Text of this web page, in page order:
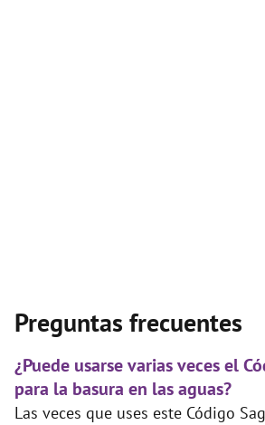
Preguntas frecuentes
¿Puede usarse varias veces el
para la basura en las aguas?
Las veces que uses este Código